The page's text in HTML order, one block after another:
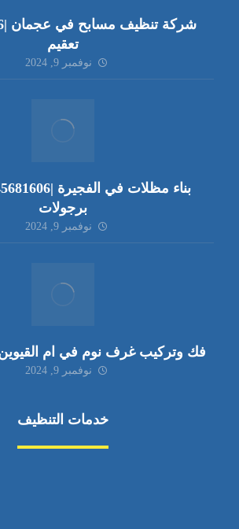
تعقيم
نوفمبر 9, 2024
برجولات
نوفمبر 9, 2024
فك وتركيب غرف نوم في ام القيوين
نوفمبر 9, 2024
خدمات التنظيف